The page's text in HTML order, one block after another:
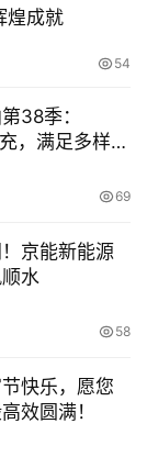
煌成就
54
38季：
，满足多样充
69
京能新能源
水
58
快乐，愿您
效圆满！